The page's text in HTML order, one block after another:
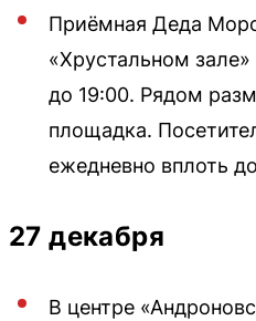
Приёмная Деда
«Хрустальном
до 19:00. Рядом
площадка.
ежедневно вплоть
27 декабря
В центре